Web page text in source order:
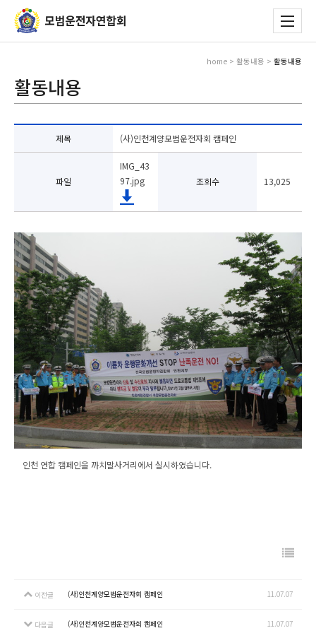
활동내용
home > 활동내용 > 활동내용
제목 (사)인천계양모범운전자회 캠페인
파일
IMG_43
97.jpg
조회수 13,025
인천 연합 캠페인을 까치말사거리에서 실시하였습니다.
이전글 (사)인천계양모범운전자회 캠페인 11.07.07
다음글 (사)인천계양모범운전자회 캠페인 11.07.07